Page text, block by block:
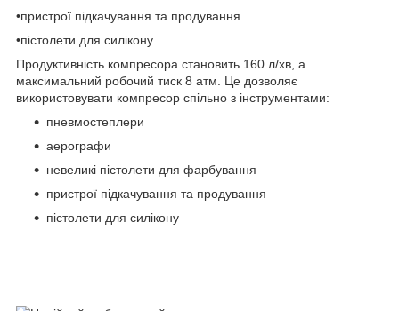
•пристрої підкачування та продування
•пістолети для силікону
Продуктивність компресора становить 160 л/хв, а
максимальний робочий тиск 8 атм. Це дозволяє
використовувати компресор спільно з інструментами:
пневмостеплери
аерографи
невеликі пістолети для фарбування
пристрої підкачування та продування
пістолети для силікону